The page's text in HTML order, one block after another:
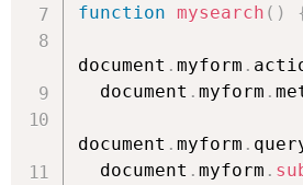
function mysearch ( )
document . myform .
  document
. myform .
document . myform .
  document
. myform .